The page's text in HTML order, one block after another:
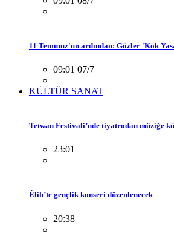
11 Temmuz'un ardından: Gözler 'Kök
09:01 07/7
KÜLTÜR SANAT
Tetwan Festivali’nde tiyatrodan müziğe
23:01
Êlih’te gençlik konseri düzenlenecek
20:38